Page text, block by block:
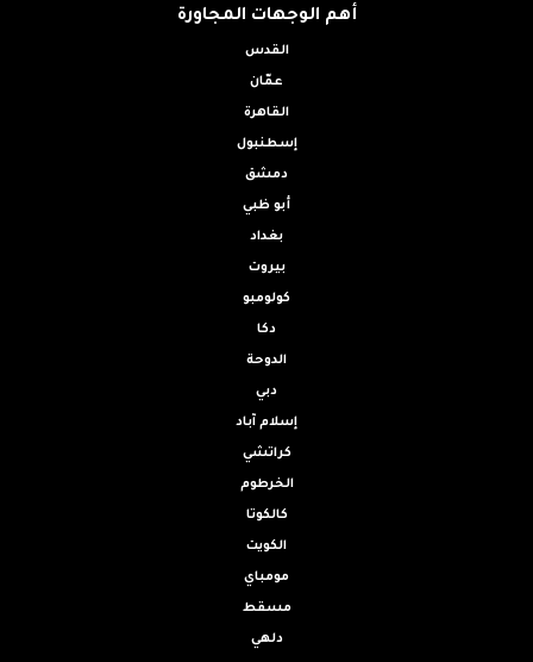
أهم الوجهات المجاورة
القدس
عمّان
القاهرة
إسطنبول
دمشق
أبو ظبي
بغداد
بيروت
كولومبو
دكا
الدوحة
دبي
إسلام آباد
كراتشي
الخرطوم
كالكوتا
الكويت
مومباي
مسقط
دلهي